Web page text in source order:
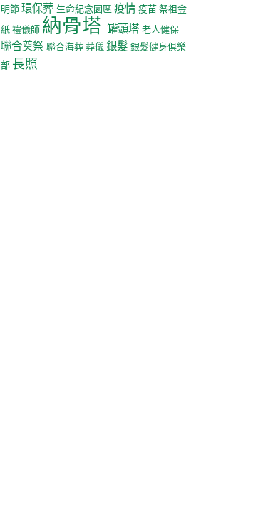
明節環保葬 生命紀念園區 疫情 疫苗祭祖金
紙禮儀師 納骨塔 罐頭塔 老人健保
聯合奠祭 聯合海葬葬儀銀髮 銀髮健身俱樂
部 長照